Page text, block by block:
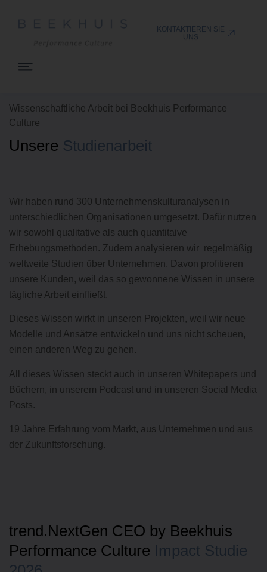
KONTAKTIEREN SIE
UNS
Wissenschaftliche Arbeit bei Beekhuis Performance
Culture
Unsere Studienarbeit
Wir haben rund 300 Unternehmenskulturanalysen in
unterschiedlichen Organisationen umgesetzt. Dafür nutzen
wir sowohl qualitative als auch quantitaive
Erhebungsmethoden. Zudem analysieren wir regelmäßig
weltweite Studien über Unternehmen. Davon profitieren
unsere Kunden, weil das so gewonnene Wissen in unsere
tägliche Arbeit einfließt.
Dieses Wissen wirkt in unseren Projekten, weil wir neue
Modelle und Ansätze entwickeln und uns nicht scheuen,
einen anderen Weg zu gehen.
All dieses Wissen steckt auch in unseren Whitepapers und
Büchern, in unserem Podcast und in unseren Social Media
Posts.
19 Jahre Erfahrung vom Markt, aus Unternehmen und aus
der Zukunftsforschung.
trend.NextGen CEO by Beekhuis
Performance Culture Impact Studie